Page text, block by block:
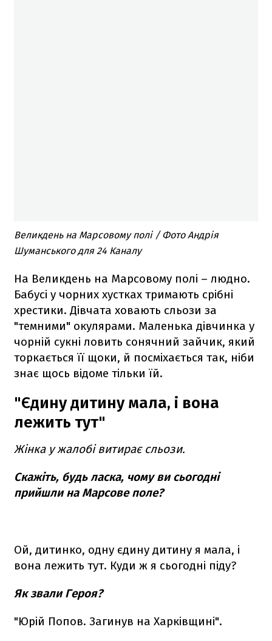
Великдень на Марсовому полі / Фото Андрія
Шуманського для 24 Каналу
На Великдень на Марсовому полі – людно.
Бабусі у чорних хустках тримають срібні
хрестики. Дівчата ховають сльози за
"темними" окулярами. Маленька дівчинка у
чорній сукні ловить сонячний зайчик, який
торкається її щоки, й посміхається так, ніби
знає щось відоме тільки їй.
"Єдину дитину мала, і вона
лежить тут"
Жінка у жалобі витирає сльози.
Скажіть, будь ласка, чому ви сьогодні
прийшли на Марсове поле?
Ой, дитинко, одну єдину дитину я мала, і
вона лежить тут. Куди ж я сьогодні піду?
Як звали Героя?
"Юрій Попов. Загинув на Харківщині".